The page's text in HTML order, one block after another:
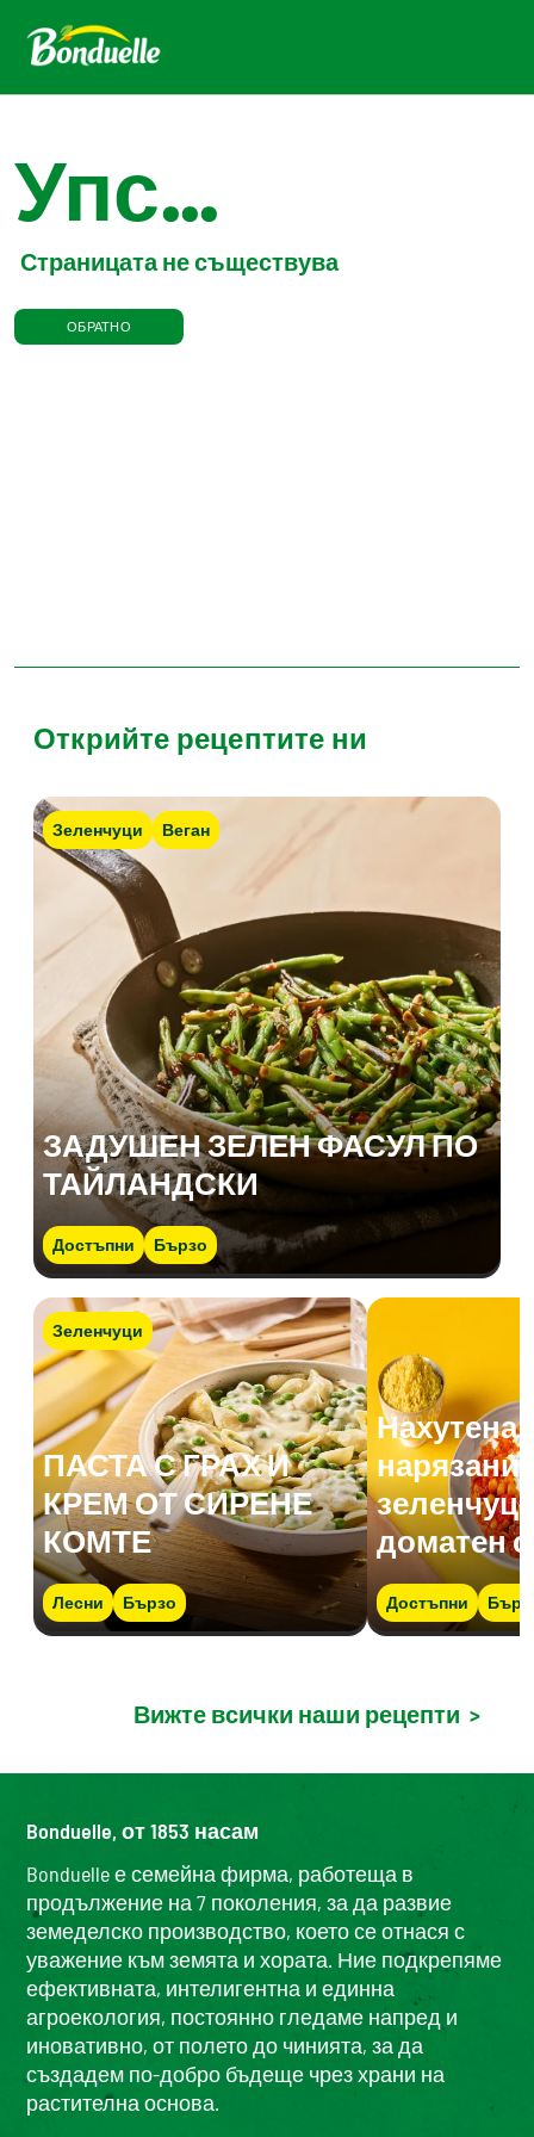
Упс...
Страницата не съществува
ОБРАТНО
Открийте рецептите ни
Зеленчуци Веган
ЗАДУШЕН ЗЕЛЕН ФАСУЛ ПО
ТАЙЛАНДСКИ
Достъпни Бързо
Зеленчуци
ПАСТА С ГРАХ И
КРЕМ ОТ СИРЕНЕ
КОМТЕ
Лесни Бързо
Нахутена
нарязани
доматен
Достъпни
Вижте всички наши рецепти >
Bonduelle, от 1853 насам
Bonduelle е семейна фирма, работеща в
продължение на 7 поколения, за да развие
земеделско производство, което се отнася с
уважение към земята и хората. Ние подкрепяме
ефективната, интелигентна и единна
агроекология, постоянно гледаме напред и
иновативно, от полето до чинията, за да
създадем по-добро бъдеще чрез храни на
растителна основа.